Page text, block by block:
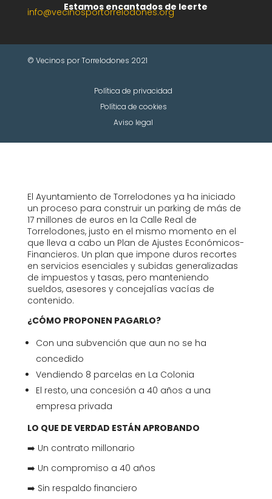
Estamos encantados de leerte
info@vecinosportorrelodones.org
© Vecinos por Torrelodones 2021
Política de privacidad
Política de cookies
Aviso legal
El Ayuntamiento de Torrelodones ya ha iniciado
un proceso para construir un parking de más de
17 millones de euros en la Calle Real de
Torrelodones, justo en el mismo momento en el
que lleva a cabo un Plan de Ajustes Económicos-
Financieros. Un plan que impone duros recortes
en servicios esenciales y subidas generalizadas
de impuestos y tasas, pero manteniendo
sueldos, asesores y concejalías vacías de
contenido.
¿CÓMO PROPONEN PAGARLO?
Con una subvención que aun no se ha
concedido
Vendiendo 8 parcelas en La Colonia
El resto, una concesión a 40 años a una
empresa privada
LO QUE DE VERDAD ESTÁN APROBANDO
➡️ Un contrato millonario
➡️ Un compromiso a 40 años
➡️ Sin respaldo financiero